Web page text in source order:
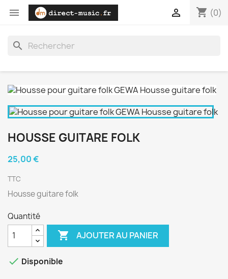
 shopping_cart (0)

search
HOUSSE GUITARE FOLK
25,00 €
TTC
Housse guitare folk
Quantité
 AJOUTER AU PANIER
 Disponible